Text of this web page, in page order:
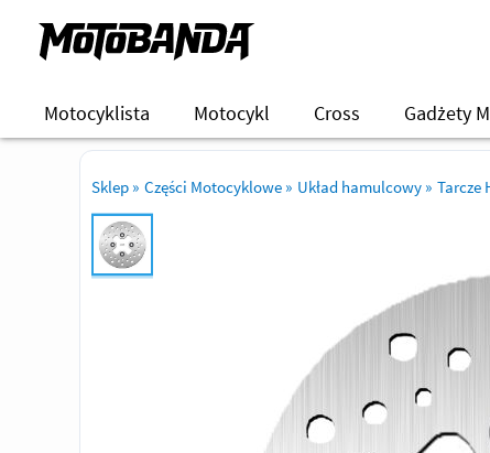
Motocyklista Motocykl Cross Gadżety
Sklep » Części Motocyklowe » Układ hamulcowy » Tarcze